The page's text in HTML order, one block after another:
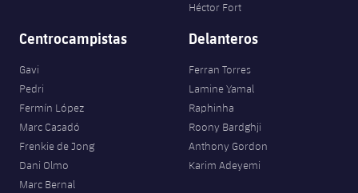
Héctor Fort
Centrocampistas
Gavi
Pedri
Fermín López
Marc Casadó
Frenkie de Jong
Dani Olmo
Marc Bernal
Delanteros
Ferran Torres
Lamine Yamal
Raphinha
Roony Bardghji
Anthony Gordon
Karim Adeyemi